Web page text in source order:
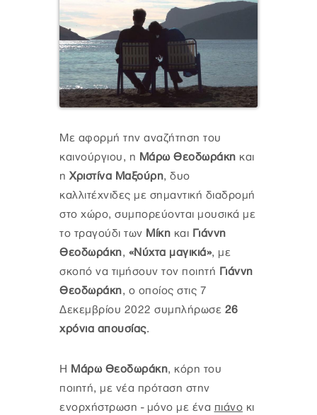
Με αφορμή την αναζήτηση του
καινούργιου, η Μάρω Θεοδωράκη και
η Χριστίνα Μαξούρη, δυο
καλλιτέχνιδες με σημαντική διαδρομή
στο χώρο, συμπορεύονται μουσικά με
το τραγούδι των Μίκη και Γιάννη
Θεοδωράκη, «Νύχτα μαγικιά», με
σκοπό να τιμήσουν τον ποιητή Γιάννη
Θεοδωράκη, ο οποίος στις 7
Δεκεμβρίου 2022 συμπλήρωσε 26
χρόνια απουσίας.
Η Μάρω Θεοδωράκη, κόρη του
ποιητή, με νέα πρόταση στην
ενορχήστρωση - μόνο με ένα πιάνο κι